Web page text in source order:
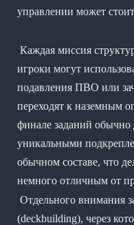
управлении может
Каждая миссия
игроки могут
подавления ПВО или
переходят к наземным
финале заданий обычно
уникальными
обычном составе, что
немного отличным от
Отдельного внимания
(deckbuilding), через